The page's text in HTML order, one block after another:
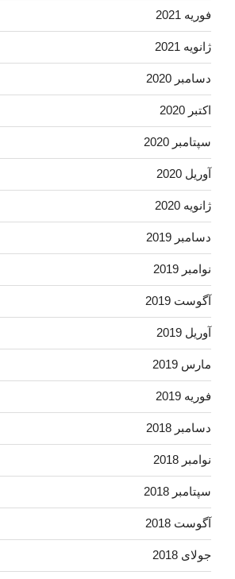
فوریه 2021
ژانویه 2021
دسامبر 2020
اکتبر 2020
سپتامبر 2020
آوریل 2020
ژانویه 2020
دسامبر 2019
نوامبر 2019
آگوست 2019
آوریل 2019
مارس 2019
فوریه 2019
دسامبر 2018
نوامبر 2018
سپتامبر 2018
آگوست 2018
جولای 2018